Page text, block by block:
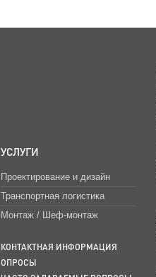
УСЛУГИ
Проектирование и дизайн
Транспортная логистика
Монтаж / Шеф-монтаж
КОНТАКТНАЯ ИНФОРМАЦИЯ
ОПРОСЫ